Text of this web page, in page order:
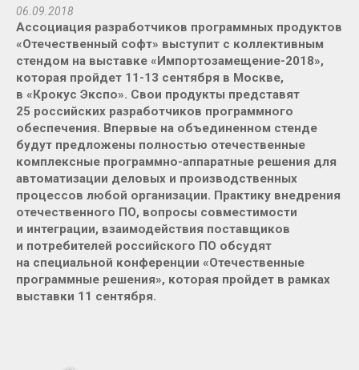
06.09.2018
Ассоциация разработчиков программных продуктов
«Отечественный софт» выступит с коллективным
стендом на выставке «Импортозамещение-2018»,
которая пройдет 11-13 сентября в Москве,
в «Крокус Экспо». Свои продукты представят
25 российских разработчиков программного
обеспечения. Впервые на объединенном стенде
будут предложены полностью отечественные
комплексные программно-аппаратные решения для
автоматизации деловых и производственных
процессов любой организации. Практику внедрения
отечественного ПО, вопросы совместимости
и интеграции, взаимодействия поставщиков
и потребителей российского ПО обсудят
на специальной конференции «Отечественные
программные решения», которая пройдет в рамках
выставки 11 сентября.